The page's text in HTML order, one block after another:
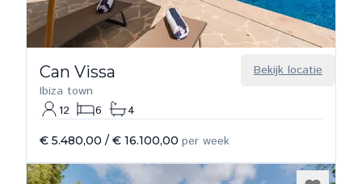
Bekijk locatie
Can Vissa
Ibiza town
12
6 4
€ 5.480,00 / € 16.100,00 per week